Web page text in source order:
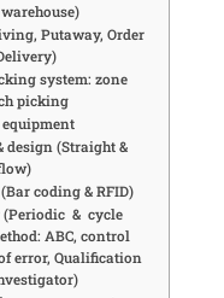
Putaway, Order
system: zone
picking
equipment
design (Straight &
coding & RFID)
(Periodic & cycle
ABC, control
error, Qualification